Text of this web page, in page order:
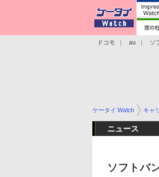
ドコモ au ソ
ケータイ Watch キャ
ニュース
ソフトバ